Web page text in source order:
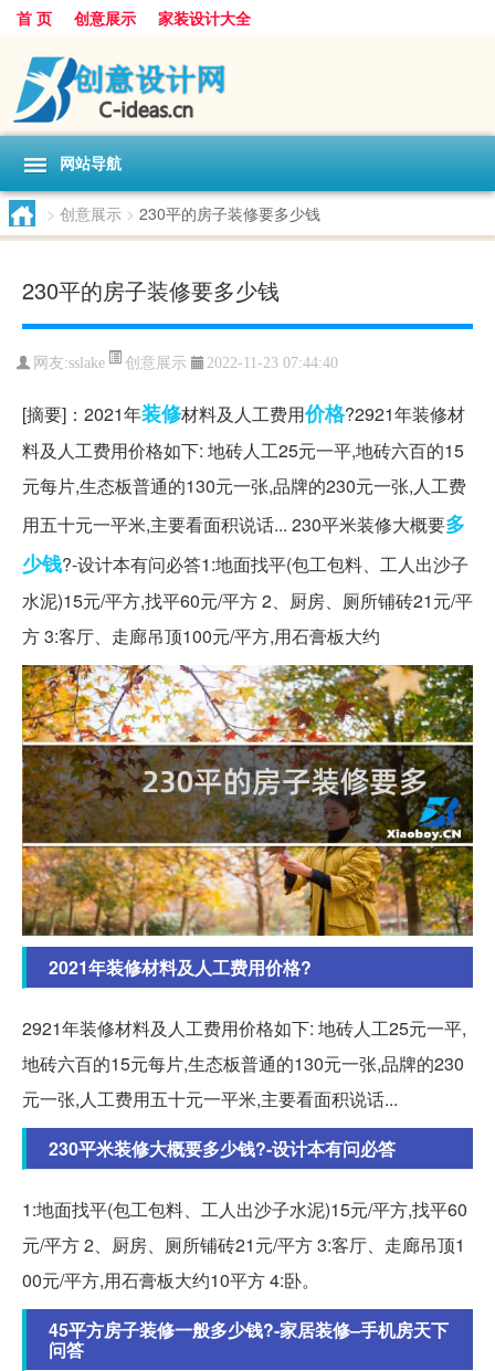
首 页 创意展示 家装设计大全
网站导航
> 创意展示 > 230平的房子装修要多少钱
230平的房子装修要多少钱
网友:sslake 创意展示 2022-11-23 07:44:40
[摘要]：2021年装修材料及人工费用价格?2921年装修材
料及人工费用价格如下: 地砖人工25元一平,地砖六百的15
元每片,生态板普通的130元一张,品牌的230元一张,人工费
用五十元一平米,主要看面积说话... 230平米装修大概要多
少钱?-设计本有问必答1:地面找平(包工包料、工人出沙子
水泥)15元/平方,找平60元/平方 2、厨房、厕所铺砖21元/平
方 3:客厅、走廊吊顶100元/平方,用石膏板大约
2021年装修材料及人工费用价格?
2921年装修材料及人工费用价格如下: 地砖人工25元一平,
地砖六百的15元每片,生态板普通的130元一张,品牌的230
元一张,人工费用五十元一平米,主要看面积说话...
230平米装修大概要多少钱?-设计本有问必答
1:地面找平(包工包料、工人出沙子水泥)15元/平方,找平60
元/平方 2、厨房、厕所铺砖21元/平方 3:客厅、走廊吊顶1
00元/平方,用石膏板大约10平方 4:卧。
45平方房子装修一般多少钱?-家居装修–手机房天下
问答